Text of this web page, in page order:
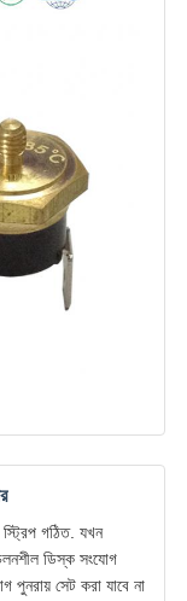
স্ট্রিপ গঠিত. যখন
ডিস্ক সংযোগ
পুনরায় সেট করা যাবে না